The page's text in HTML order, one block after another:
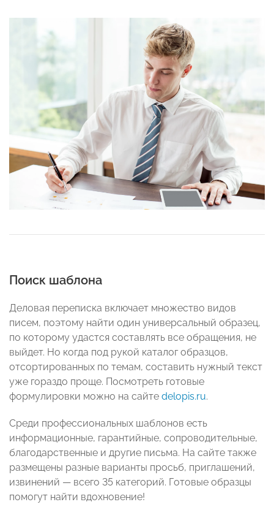
Поиск шаблона
Деловая переписка включает множество видов
писем, поэтому найти один универсальный образец,
по которому удастся составлять все обращения, не
выйдет. Но когда под рукой каталог образцов,
отсортированных по темам, составить нужный текст
уже гораздо проще. Посмотреть готовые
формулировки можно на сайте delopis.ru.
Среди профессиональных шаблонов есть
информационные, гарантийные, сопроводительные,
благодарственные и другие письма. На сайте также
размещены разные варианты просьб, приглашений,
извинений — всего 35 категорий. Готовые образцы
помогут найти вдохновение!